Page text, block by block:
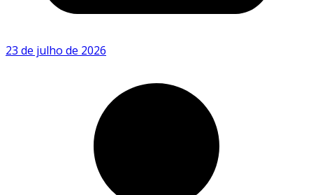
23 de julho de 2026